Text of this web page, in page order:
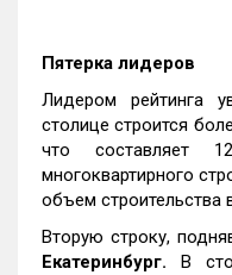
Пятерка лидеров
Лидером рейтинга
столице строится
что составляет
многоквартирного
объем строительства
Вторую строку,
Екатеринбург. В